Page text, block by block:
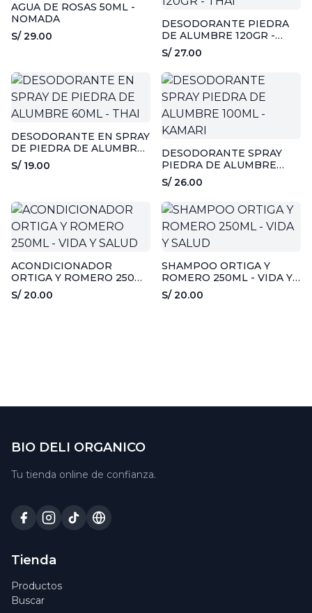
AGUA DE ROSAS 50ML -
NOMADA
S/ 29.00
DESODORANTE PIEDRA
DE ALUMBRE 120GR -
THAI
S/ 27.00
DESODORANTE EN SPRAY
DE PIEDRA DE ALUMBRE
60ML - THAI
S/ 19.00
DESODORANTE SPRAY
PIEDRA DE ALUMBRE
100ML - KAMARI
S/ 26.00
ACONDICIONADOR
ORTIGA Y ROMERO 250ML
- VIDA Y SALUD
S/ 20.00
SHAMPOO ORTIGA Y
ROMERO 250ML - VIDA Y
SALUD
S/ 20.00
BIO DELI ORGANICO
Tu tienda online de confianza.
Tienda
Productos
Buscar